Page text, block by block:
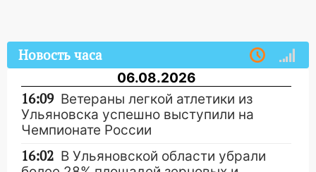
Новость часа
06.08.2026
16:09 Ветераны легкой атлетики из
Ульяновска успешно выступили на
Чемпионате России
16:02 В Ульяновской области убрали